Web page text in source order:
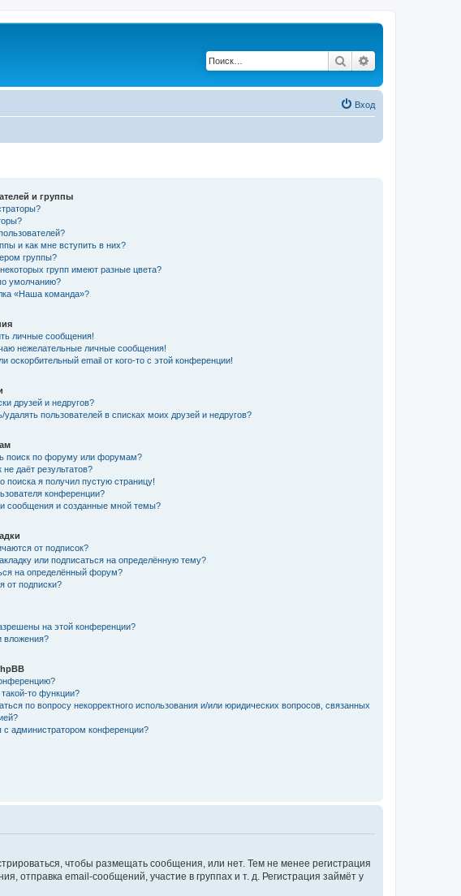
Поиск
Вход
и группы
и как мне вступить в них?
группы?
групп имеют разные цвета?
умолчанию?
«Наша команда»?
личные сообщения!
нежелательные личные сообщения!
оскорбительный email от кого-то с этой конференции!
друзей и недругов?
удалять пользователей в списках моих друзей и недругов?
поиск по форуму или форумам?
даёт результатов?
поиска я получил пустую страницу!
конференции?
сообщения и созданные мной темы?
от подписок?
или подписаться на определённую тему?
на определённый форум?
от подписки?
на этой конференции?
вложения?
то функции?
по вопросу некорректного использования и/или юридических вопросов, связанных
с администратором конференции?
чтобы размещать сообщения, или нет. Тем не менее регистрация
email-сообщений, участие в группах и т. д. Регистрация займёт у